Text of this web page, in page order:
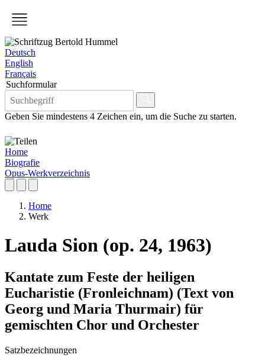
Deutsch
English
Français
Suchformular
Geben Sie mindestens 4 Zeichen ein, um die Suche zu starten.
Home
Biografie
Opus-Werkverzeichnis
Home
Werk
Lauda Sion (op. 24, 1963)
Kantate zum Feste der heiligen
Eucharistie (Fronleichnam) (Text von
Georg und Maria Thurmair) für
gemischten Chor und Orchester
Satzbezeichnungen